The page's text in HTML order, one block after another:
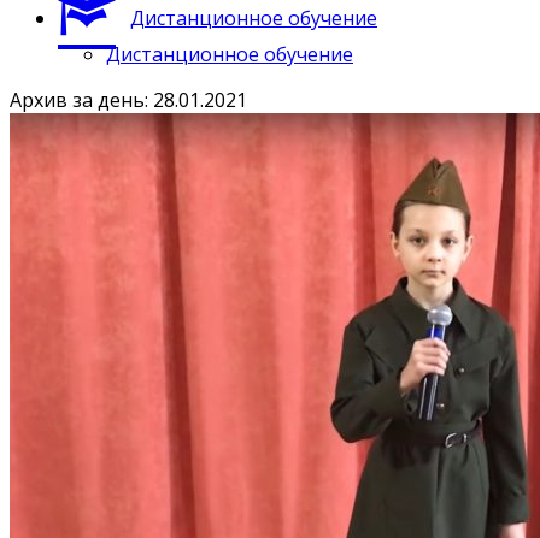
Дистанционное обучение
Дистанционное обучение
Архив за день: 28.01.2021